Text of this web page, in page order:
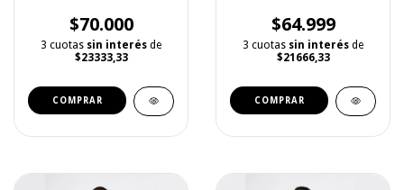
$70.000
3 cuotas sin interés de
$23333,33
COMPRAR
$64.999
3 cuotas sin interés de
$21666,33
COMPRAR